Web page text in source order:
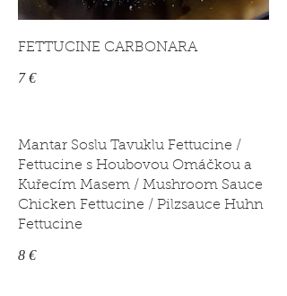
FETTUCINE CARBONARA
7 €
Mantar Soslu Tavuklu Fettucine /
Fettucine s Houbovou Omáčkou a
Kuřecím Masem / Mushroom Sauce
Chicken Fettucine / Pilzsauce Huhn
Fettucine
8 €